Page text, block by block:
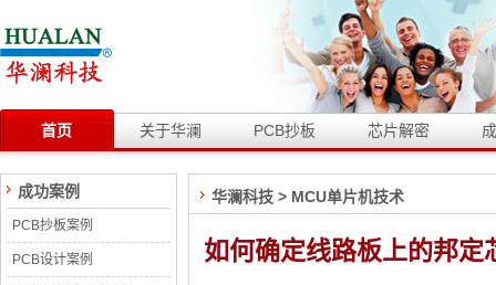
首页 关于华澜 PCB抄板 芯片解密
成功案例
PCB抄板案例
PCB设计案例
华澜科技 > MCU单片机技术
如何确定线路板上的邦